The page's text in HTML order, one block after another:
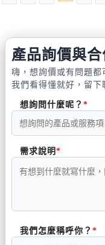
產品詢價與
嗨，想詢價或有問題都
我們看得懂就好，留
想詢問什麼呢？
需求說明
我們怎麼稱呼你？